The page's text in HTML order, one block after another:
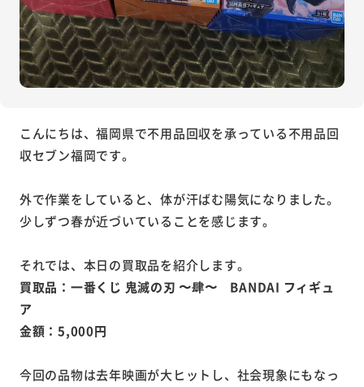
こんにちは、福岡県で不用品回収を承っている不用品回
収セブン福岡です。
外で作業をしていると、体が汗ばむ陽気になりました。
少しずつ春が近づいていることを感じます。
それでは、本日の買取品を紹介します。
買取品：一番くじ 鬼滅の刃 〜肆〜 BANDAI フィギュ
ア
金額：5,000円
今回の品物は去年映画が大ヒットし、社会現象にもなっ